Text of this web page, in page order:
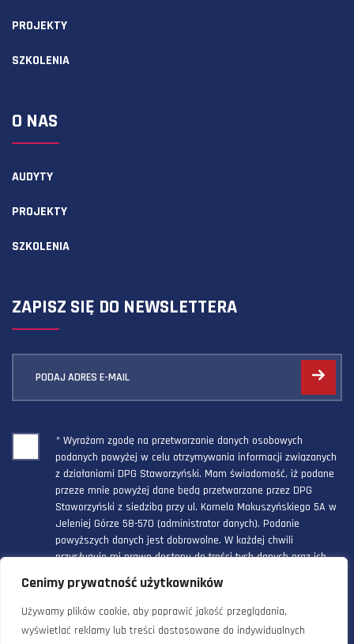
Cenimy prywatność użytkowników
Używamy plików cookie, aby poprawić jakość przeglądania,
wyświetlać reklamy lub treści dostosowane do indywidualnych
PROJEKTY
SZKOLENIA
O NAS
AUDYTY
PROJEKTY
SZKOLENIA
ZAPISZ SIĘ DO NEWSLETTERA
PODAJ ADRES E-MAIL
* Wyrażam zgodę na przetwarzanie danych osobowych
podanych powyżej w celu otrzymywania informacji związanych
z działaniami DPG Staworzyński. Mam świadomość, iż podane
przeze mnie powyżej dane będą przetwarzane przez DPG
Staworzyński z siedzibą przy ul. Kornela Makuszyńskiego 5A w
Jeleniej Górze 58-570 (administrator danych). Podanie
powyższych danych jest dobrowolne. W każdej chwili
przysługuje mi prawo dostępu do treści tych danych oraz ich
poprawienia, a powyższa zgoda może być odwołana w każdym
czasie.